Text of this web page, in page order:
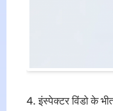
इंस्पेक्टर विंडो के